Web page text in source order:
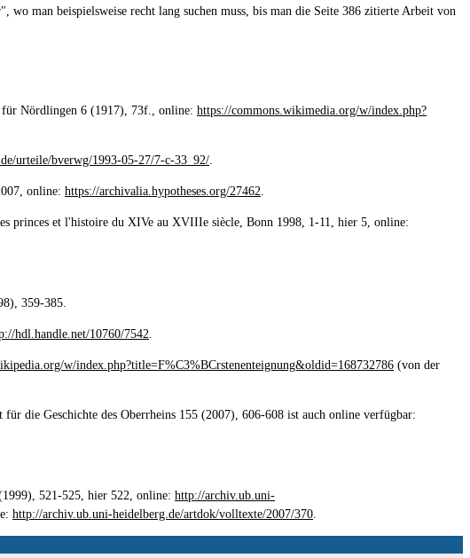
man beispielsweise recht lang suchen muss, bis man die Seite 386 zitierte Arbeit von
für Nördlingen 6 (1917), 73f., online: https://commons.wikimedia.org/w/index.php?
urteile/bverwg/1993-05-27/7-c-33_92/
online: https://archivalia.hypotheses.org/27462
princes et l'histoire du XIVe au XVIIIe siècle, Bonn 1998, 1-11, hier 5, online:
359-385.
hdl.handle.net/10760/7542
w/index.php?title=F%C3%BCrstenenteignung&oldid=168732786 (von der
die Geschichte des Oberrheins 155 (2007), 606-608 ist auch online verfügbar:
521-525, hier 522, online: http://archiv.ub.uni-
http://archiv.ub.uni-heidelberg.de/artdok/volltexte/2007/370